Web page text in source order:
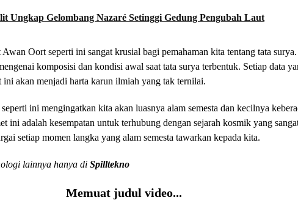
Ungkap Gelombang Nazaré Setinggi Gedung Pengubah Laut
Oort seperti ini sangat krusial bagi pemahaman kita tentang tata
komposisi dan kondisi awal saat tata surya terbentuk. Setiap data
akan menjadi harta karun ilmiah yang tak ternilai.
ini mengingatkan kita akan luasnya alam semesta dan kecilnya
ini adalah kesempatan untuk terhubung dengan sejarah kosmik yang
setiap momen langka yang alam semesta tawarkan kepada kita.
lainnya hanya di Spilltekno
Memuat judul video...